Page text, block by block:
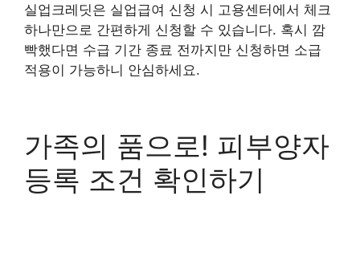
실업크레딧은 실업급여 신청 시 고용센터에서 체크
하나만으로 간편하게 신청할 수 있습니다. 혹시 깜
빡했다면 수급 기간 종료 전까지만 신청하면 소급
적용이 가능하니 안심하세요.
가족의 품으로! 피부양자
등록 조건 확인하기